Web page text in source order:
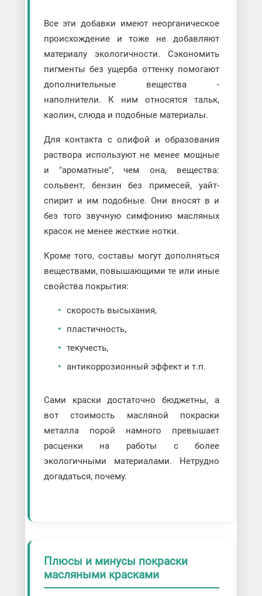
Все эти добавки имеют неорганическое
происхождение и тоже не добавляют
материалу экологичности. Сэкономить
пигменты без ущерба оттенку помогают
дополнительные вещества -
наполнители. К ним относятся тальк,
каолин, слюда и подобные материалы.
Для контакта с олифой и образования
раствора используют не менее мощные
и "ароматные", чем она, вещества:
сольвент, бензин без примесей, уайт-
спирит и им подобные. Они вносят в и
без того звучную симфонию масляных
красок не менее жесткие нотки.
Кроме того, составы могут дополняться
веществами, повышающими те или иные
свойства покрытия:
скорость высыхания,
пластичность,
текучесть,
антикоррозионный эффект и т.п.
Сами краски достаточно бюджетны, а
вот стоимость масляной покраски
металла порой намного превышает
расценки на работы с более
экологичными материалами. Нетрудно
догадаться, почему.
Плюсы и минусы покраски
масляными красками